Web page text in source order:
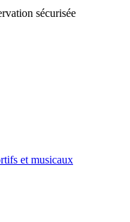
sécurisée
et musicaux